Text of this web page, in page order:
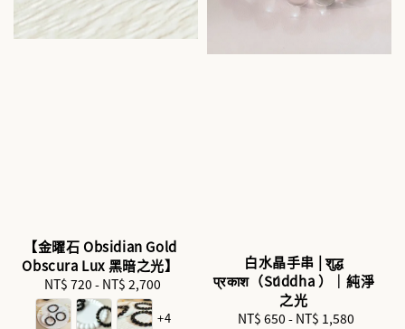
【金曜石 Obsidian Gold
Obscura Lux 黑暗之光】
Regular
price
NT$ 720 - NT$ 2,700
+4
白水晶手串 | शुद्ध
प्रकाश（Śuddha ）｜純淨
之光
Regular
NT$ 650 - NT$ 1,580